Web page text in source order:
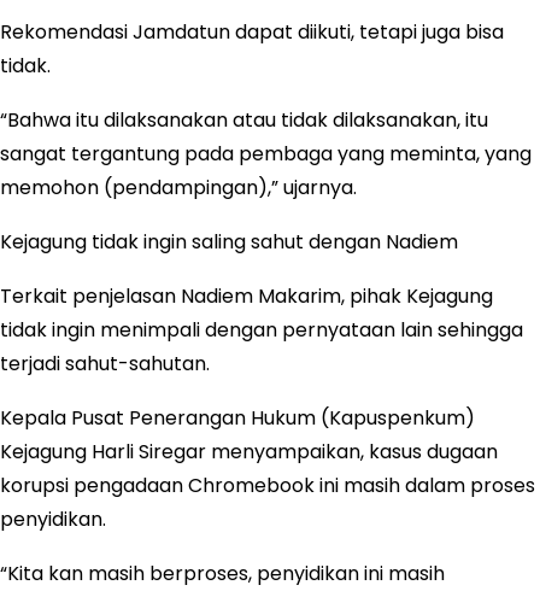
Rekomendasi Jamdatun dapat diikuti, tetapi juga bisa
tidak.
“Bahwa itu dilaksanakan atau tidak dilaksanakan, itu
sangat tergantung pada pembaga yang meminta, yang
memohon (pendampingan),” ujarnya.
Kejagung tidak ingin saling sahut dengan Nadiem
Terkait penjelasan Nadiem Makarim, pihak Kejagung
tidak ingin menimpali dengan pernyataan lain sehingga
terjadi sahut-sahutan.
Kepala Pusat Penerangan Hukum (Kapuspenkum)
Kejagung Harli Siregar menyampaikan, kasus dugaan
korupsi pengadaan Chromebook ini masih dalam proses
penyidikan.
“Kita kan masih berproses, penyidikan ini masih